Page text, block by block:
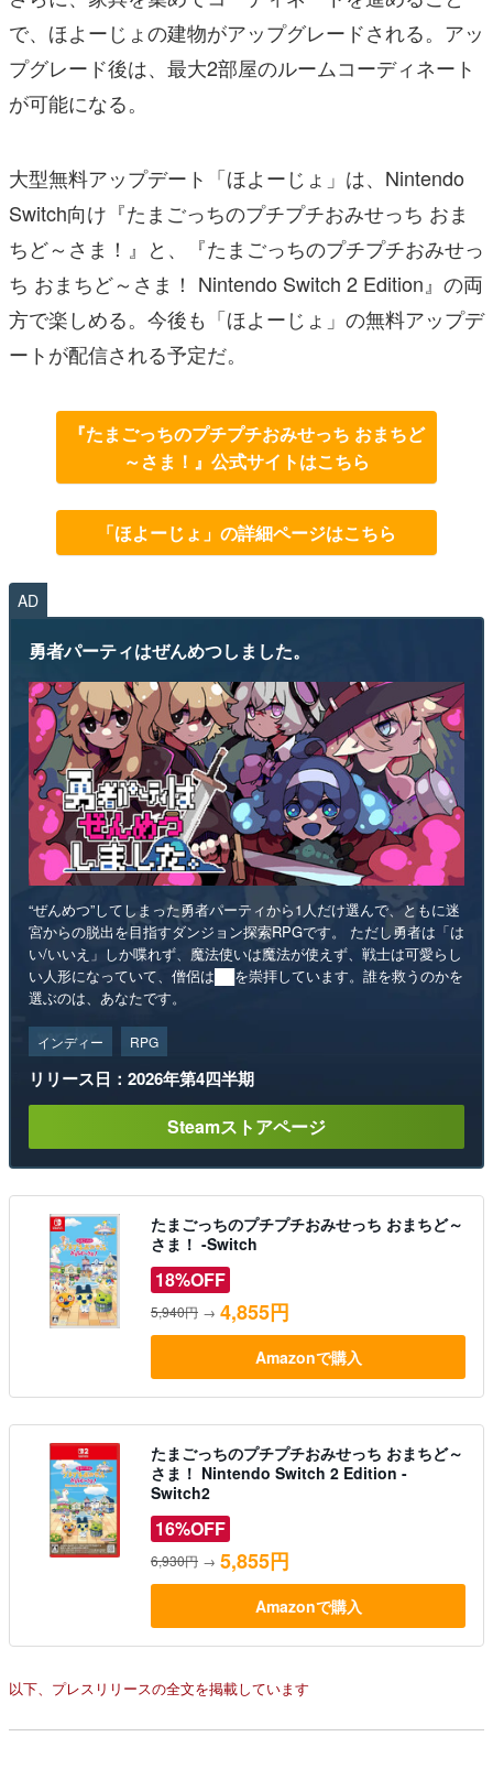
で、ほよーじょの建物がアップグレードされる。アッ
プグレード後は、最大2部屋のルームコーディネート
が可能になる。
大型無料アップデート「ほよーじょ」は、Nintendo
Switch向け『たまごっちのプチプチおみせっち おま
ちど～さま！』と、『たまごっちのプチプチおみせっ
ち おまちど～さま！ Nintendo Switch 2 Edition』の両
方で楽しめる。今後も「ほよーじょ」の無料アップデ
ートが配信される予定だ。
『たまごっちのプチプチおみせっち おまちど
～さま！』公式サイトはこちら
「ほよーじょ」の詳細ページはこちら
AD
勇者パーティはぜんめつしました。
“ぜんめつ”してしまった勇者パーティから1人だけ選んで、ともに迷
宮からの脱出を目指すダンジョン探索RPGです。 ただし勇者は「は
い/いいえ」しか喋れず、魔法使いは魔法が使えず、戦士は可愛らし
い人形になっていて、僧侶は██を崇拝しています。誰を救うのかを
選ぶのは、あなたです。
インディー RPG
リリース日：2026年第4四半期
Steamストアページ
たまごっちのプチプチおみせっち おまちど～
さま！ -Switch
18%OFF
5,940円 → 4,855円
Amazonで購入
たまごっちのプチプチおみせっち おまちど～
さま！ Nintendo Switch 2 Edition -
Switch2
16%OFF
6,930円 → 5,855円
Amazonで購入
以下、プレスリリースの全文を掲載しています